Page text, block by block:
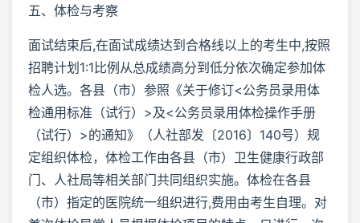
五、体检与考察
面试结束后,在面试成绩达到合格线以上的考生中,按照
招聘计划1:1比例从总成绩高分到低分依次确定参加体
检人选。各县（市）参照《关于修订<公务员录用体
检通用标准（试行）>及<公务员录用体检操作手册
（试行）>的通知》（人社部发〔2016〕140号）规
定组织体检，体检工作由各县（市）卫生健康行政部
门、人社局等相关部门共同组织实施。体检在各县
（市）指定的医院统一组织进行,费用由考生自理。对